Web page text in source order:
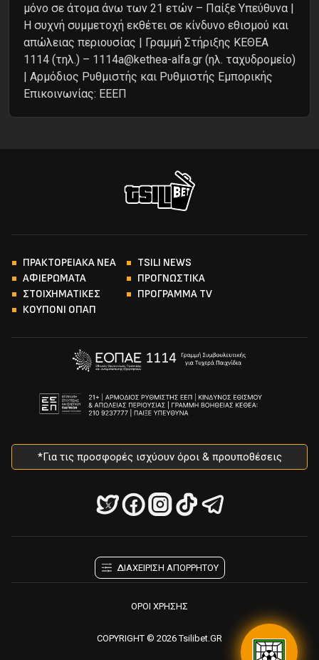
μόνο σε άτομα άνω των 21 ετών – Παίξε Υπεύθυνα |
Η συχνή συμμετοχή εκθέτει σε κίνδυνο εθισμού και
απώλειας περιουσίας | Γραμμή Στήριξης ΚΕΘΕΑ
1114 (τηλ.) – 1114a@kethea-alfa.gr (ηλ. ταχυδρομείο)
| Αρμόδιος Ρυθμιστής και Ρυθμιστής Εμπορικής
Επικοινωνίας: ΕΕΕΠ
ΠΡΑΚΤΟΡΕΙΑΚΑ ΝΕΑ
TSILI NEWS
ΑΦΙΕΡΩΜΑΤΑ
ΠΡΟΓΝΩΣΤΙΚΑ
ΣΤΟΙΧΗΜΑΤΙΚΕΣ
ΠΡΟΓΡΑΜΜΑ TV
ΚΟΥΠΟΝΙ ΟΠΑΠ
*Για τις προσφορές ισχύουν όροι & προυποθέσεις
ΔΙΑΧΕΙΡΙΣΗ ΑΠΟΡΡΗΤΟΥ
ΟΡΟΙ ΧΡΗΣΗΣ
COPYRIGHT © 2026 Tsilibet.GR